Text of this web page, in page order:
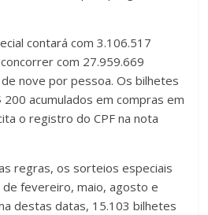
contará com 3.106.517
com 27.959.669
nove por pessoa. Os bilhetes
acumulados em compras em
o registro do CPF na nota
regras, os sorteios especiais
fevereiro, maio, agosto e
destas datas, 15.103 bilhetes